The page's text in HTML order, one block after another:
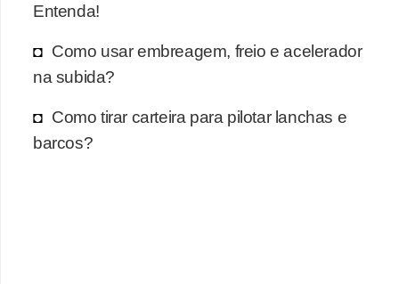
Entenda!
Como usar embreagem, freio e acelerador
na subida?
Como tirar carteira para pilotar lanchas e
barcos?